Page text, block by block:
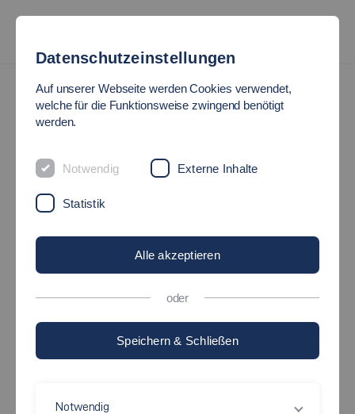
#HOCHSCHULE_INSIDE:
KUNST AM BAU
Datenschutzeinstellungen
Auf unserer Webseite werden Cookies verwendet,
welche für die Funktionsweise zwingend benötigt
werden.
Notwendig Externe Inhalte
Statistik
Alle akzeptieren
oder
Speichern & Schließen
Notwendig